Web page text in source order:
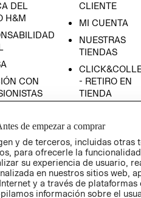
DEL
H&M
CON
CLIENTE
MI CUENTA
NUESTRAS
TIENDAS
- RETIRO EN
TIENDA
CONDICIONES
AVISO DE
PRIVACIDAD
GIFT CARD
AVISO DE
de empezar a comprar
y de terceros, incluidas otras
para ofrecerle la
su experiencia de usuario,
en nuestros sitios web,
y a través de plataformas
información sobre el